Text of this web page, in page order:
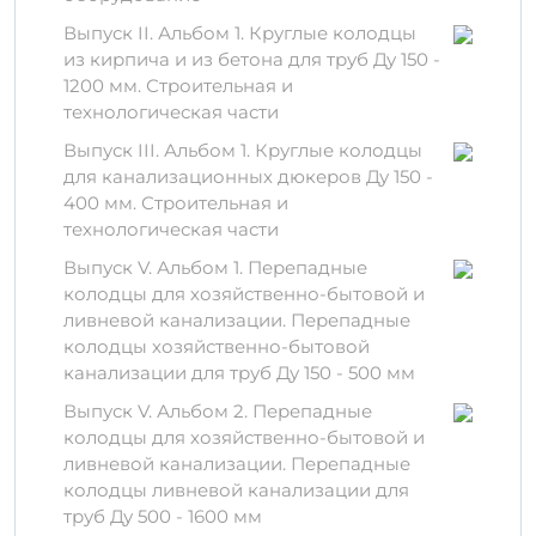
Долговечность и надежность: срок
службы более 50 лет при правильной
эксплуатации.
Устойчивость к механическим и
Экономия средств на монтаже
благодаря простоте в обращении.
Материалы и процесс
производства
Изделие ПП 12,5-1-2 (ТП 902-9-1)
производится из высококачественного
бетона с использованием армирующих
элементов. Для достижения максимальной
прочности используютсястальные
арматуры, которые обеспечивают
необходимую жесткость и устойчивость к
деформации.
Выпуск II. Альбом 1. Круглые колодцы
из кирпича и из бетона для труб Ду 150 -
1200 мм. Строительная и
технологическая части
Выпуск III. Альбом 1. Круглые колодцы
для канализационных дюкеров Ду 150 -
400 мм. Строительная и
технологическая части
Выпуск V. Альбом 1. Перепадные
колодцы для хозяйственно-бытовой и
ливневой канализации. Перепадные
колодцы хозяйственно-бытовой
канализации для труб Ду 150 - 500 мм
Выпуск V. Альбом 2. Перепадные
колодцы для хозяйственно-бытовой и
ливневой канализации. Перепадные
колодцы ливневой канализации для
труб Ду 500 - 1600 мм